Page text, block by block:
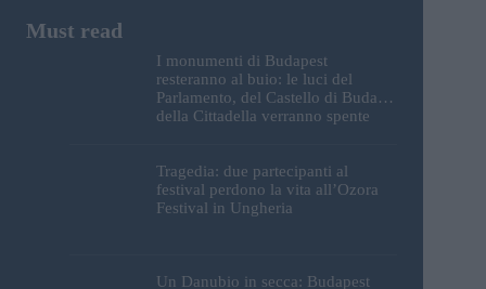
I monumenti di Budapest
resteranno al buio: le luci del
Parlamento, del Castello di Buda e
della Cittadella verranno spente
Tragedia: due partecipanti al
festival perdono la vita all’Ozora
Festival in Ungheria
Un Danubio in secca: Budapest